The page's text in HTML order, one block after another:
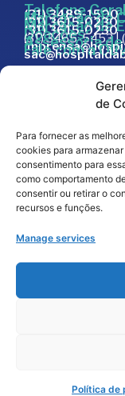
de
Para fornecer as
cookies para
consentimento para
como comportamento
consentir ou retirar o
recursos e funções.
Manage services
Política de
Telefone
(31) 3489-1500
Marcação de
(31) 3615-0230
Marcação de
(31) 3615-0230
Doações:
(31) 3465-5453 |
Assessoria
Fale com a
Trabalhe
Editais
Política de
Código de
© Todos